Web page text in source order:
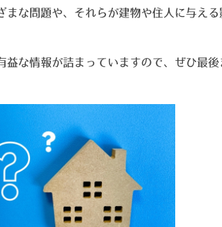
な問題や、それらが建物や住人に与え
な情報が詰まっていますので、ぜひ最後